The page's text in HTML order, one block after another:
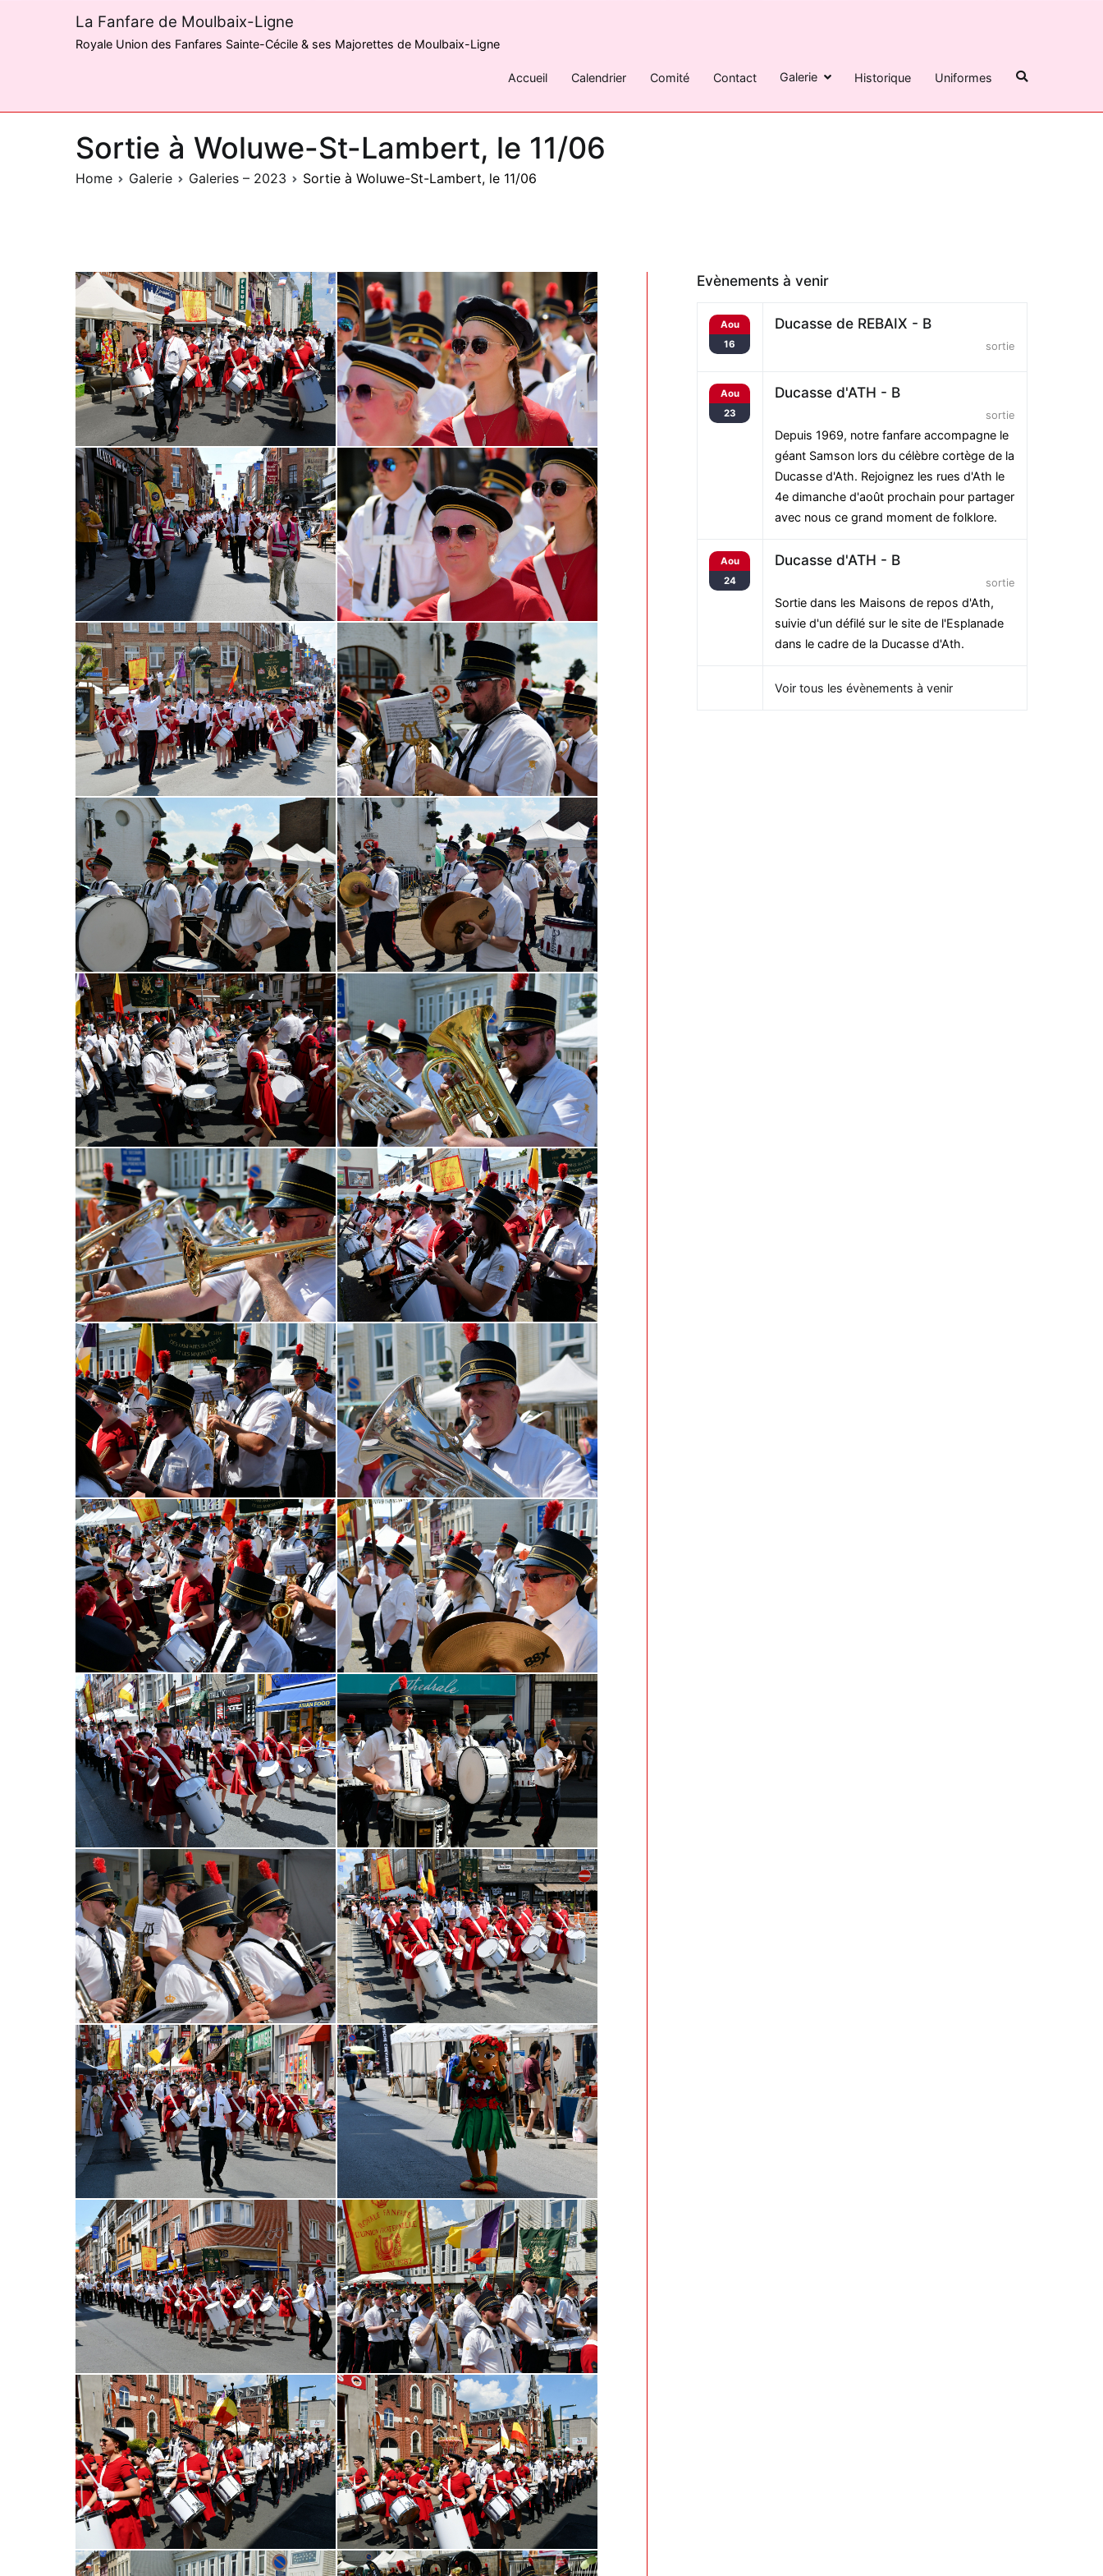
La Fanfare de Moulbaix-Ligne
Royale Union des Fanfares Sainte-Cécile & ses Majorettes de Moulbaix-Ligne
Accueil Calendrier Comité Contact Galerie Historique Uniformes
Sortie à Woluwe-St-Lambert, le 11/06
Home Galerie Galeries – 2023 Sortie à Woluwe-St-Lambert, le 11/06
Evènements à venir
Aou
16
Ducasse de REBAIX - B
sortie
Aou
23
Ducasse d'ATH - B
sortie
Depuis 1969, notre fanfare accompagne le
géant Samson lors du célèbre cortège de la
Ducasse d'Ath. Rejoignez les rues d'Ath le
4e dimanche d'août prochain pour partager
avec nous ce grand moment de folklore.
Aou
24
Ducasse d'ATH - B
sortie
Sortie dans les Maisons de repos d'Ath,
suivie d'un défilé sur le site de l'Esplanade
dans le cadre de la Ducasse d'Ath.
Voir tous les évènements à venir